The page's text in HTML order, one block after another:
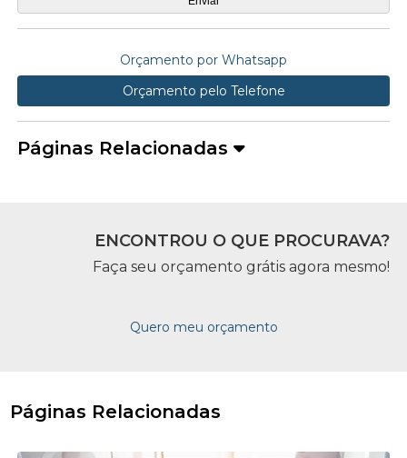
Orçamento por Whatsapp
Orçamento pelo Telefone
Páginas Relacionadas
ENCONTROU O QUE PROCURAVA?
Faça seu orçamento grátis agora mesmo!
Quero meu orçamento
Páginas Relacionadas